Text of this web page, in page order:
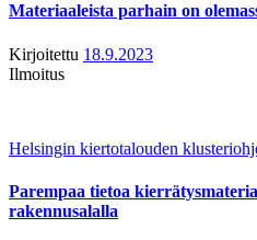
Materiaaleista parhain on
Kirjoitettu 18.9.2023
Ilmoitus
Helsingin kiertotalouden
Parempaa tietoa
rakennusalalla